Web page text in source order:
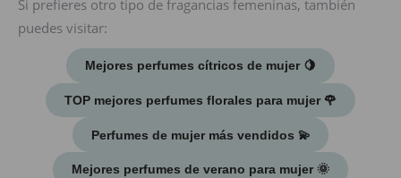
Si prefieres otro tipo de fragancias femeninas, también
puedes visitar:
Mejores perfumes cítricos de mujer ​🍋
TOP mejores perfumes florales para mujer ​​🌹
Perfumes de mujer más vendidos ​​​​💫​
Mejores perfumes de verano para mujer ​🌞​